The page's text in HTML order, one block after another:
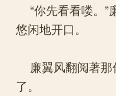
“你先看看喽。”
悠闲地开口。
廉翼风翻阅著那
了。